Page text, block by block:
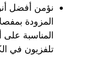
نؤمن أفضل
المزودة
المناسبة
تلفزيون في